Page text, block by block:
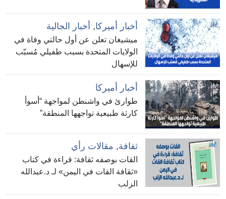
أخبار أميركا, أخبار الجالية
ميشيغان تعلن عن أول حالتي وفاة في
الولايات المتحدة بسبب طفيلي مُسبّب
للإسهال
أخبار أميركا
طوارئ في واشنطن لمواجهة “أسوأ
كارثة طبيعية تواجهها المنطقة”
ثقافة, مقالات رأي
القات بوصفه ثقافة: قراءة في كتاب
«ثقافة القات في اليمن» لـ د.عبدالله
الزلب